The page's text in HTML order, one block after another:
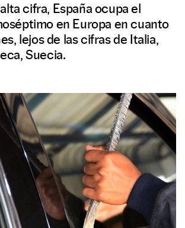
cifra, España ocupa el
en Europa en cuanto
lejos de las cifras de Italia,
Suecia.